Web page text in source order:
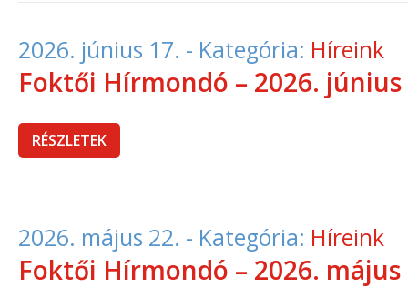
2026. június 17. - Kategória: Híreink
Foktői Hírmondó – 2026. június
RÉSZLETEK
2026. május 22. - Kategória: Híreink
Foktői Hírmondó – 2026. május